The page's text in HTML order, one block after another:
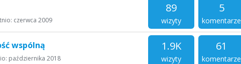
89
wizyty
5
komentarze
czerwca 2009
wspólną 1.9K
wizyty
61
komentarze
października 2018